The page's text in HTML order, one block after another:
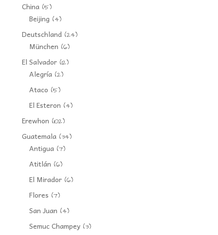
China(5)
Beijing (4)
Deutschland(24)
München (6)
El Salvador(12)
Alegría(2)
Ataco (5)
El Esteron (4)
Erewhon (102)
Guatemala(34)
Antigua(7)
Atitlán (6)
El Mirador(6)
Flores (7)
San Juan (4)
Semuc Champey(3)